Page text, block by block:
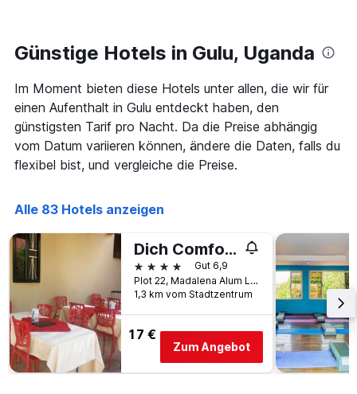
3
Tagen
wurde,
aggregiert
nach
Sternebewertung.
Das
Diagramm
X-
die
die
Hotelkategorien
nach
Sternen
anzeigt
Das
Diagramm
hat
1
Günstige Hotels in Gulu, Uganda
Im Moment bieten diese Hotels unter allen, die wir für
einen Aufenthalt in Gulu entdeckt haben, den
günstigsten Tarif pro Nacht. Da die Preise abhängig
vom Datum variieren können, ändere die Daten, falls du
flexibel bist, und vergleiche die Preise.
Alle 83 Hotels anzeigen
Dich Comfort Hotel - Main Branch
4 Sterne
Gut 6,9
Plot 22, Madalena Alum Lane, Gulu, Uganda
1,3 km vom Stadtzentrum
17 €
Zum Angebot